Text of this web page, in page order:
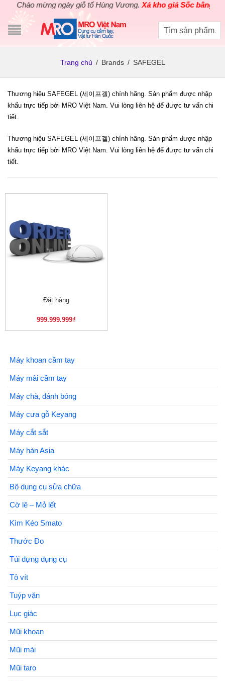
Chào mừng ngày giỗ tổ Hùng Vương.Xả kho giá Sốc bằng giá
Trang chủ / Brands / SAFEGEL
Thương hiệu SAFEGEL (세이프겔) chính hãng. Sản phẩm được nhập
khẩu trực tiếp bởi MRO Việt Nam. Vui lòng liên hệ để được tư vấn chi
tiết.
Thương hiệu SAFEGEL (세이프겔) chính hãng. Sản phẩm được nhập
khẩu trực tiếp bởi MRO Việt Nam. Vui lòng liên hệ để được tư vấn chi
tiết.
Đặt hàng
999.999.999₫
Máy khoan cầm tay
Máy mài cầm tay
Máy chà, đánh bóng
Máy cưa gỗ Keyang
Máy cắt sắt
Máy hàn Asia
Máy Keyang khác
Bộ dụng cụ sửa chữa
Cờ lê – Mỏ lết
Kìm Kéo Smato
Thước Đo
Túi đựng dụng cụ
Tô vít
Tuýp vặn
Lục giác
Mũi khoan
Mũi mài
Mũi taro